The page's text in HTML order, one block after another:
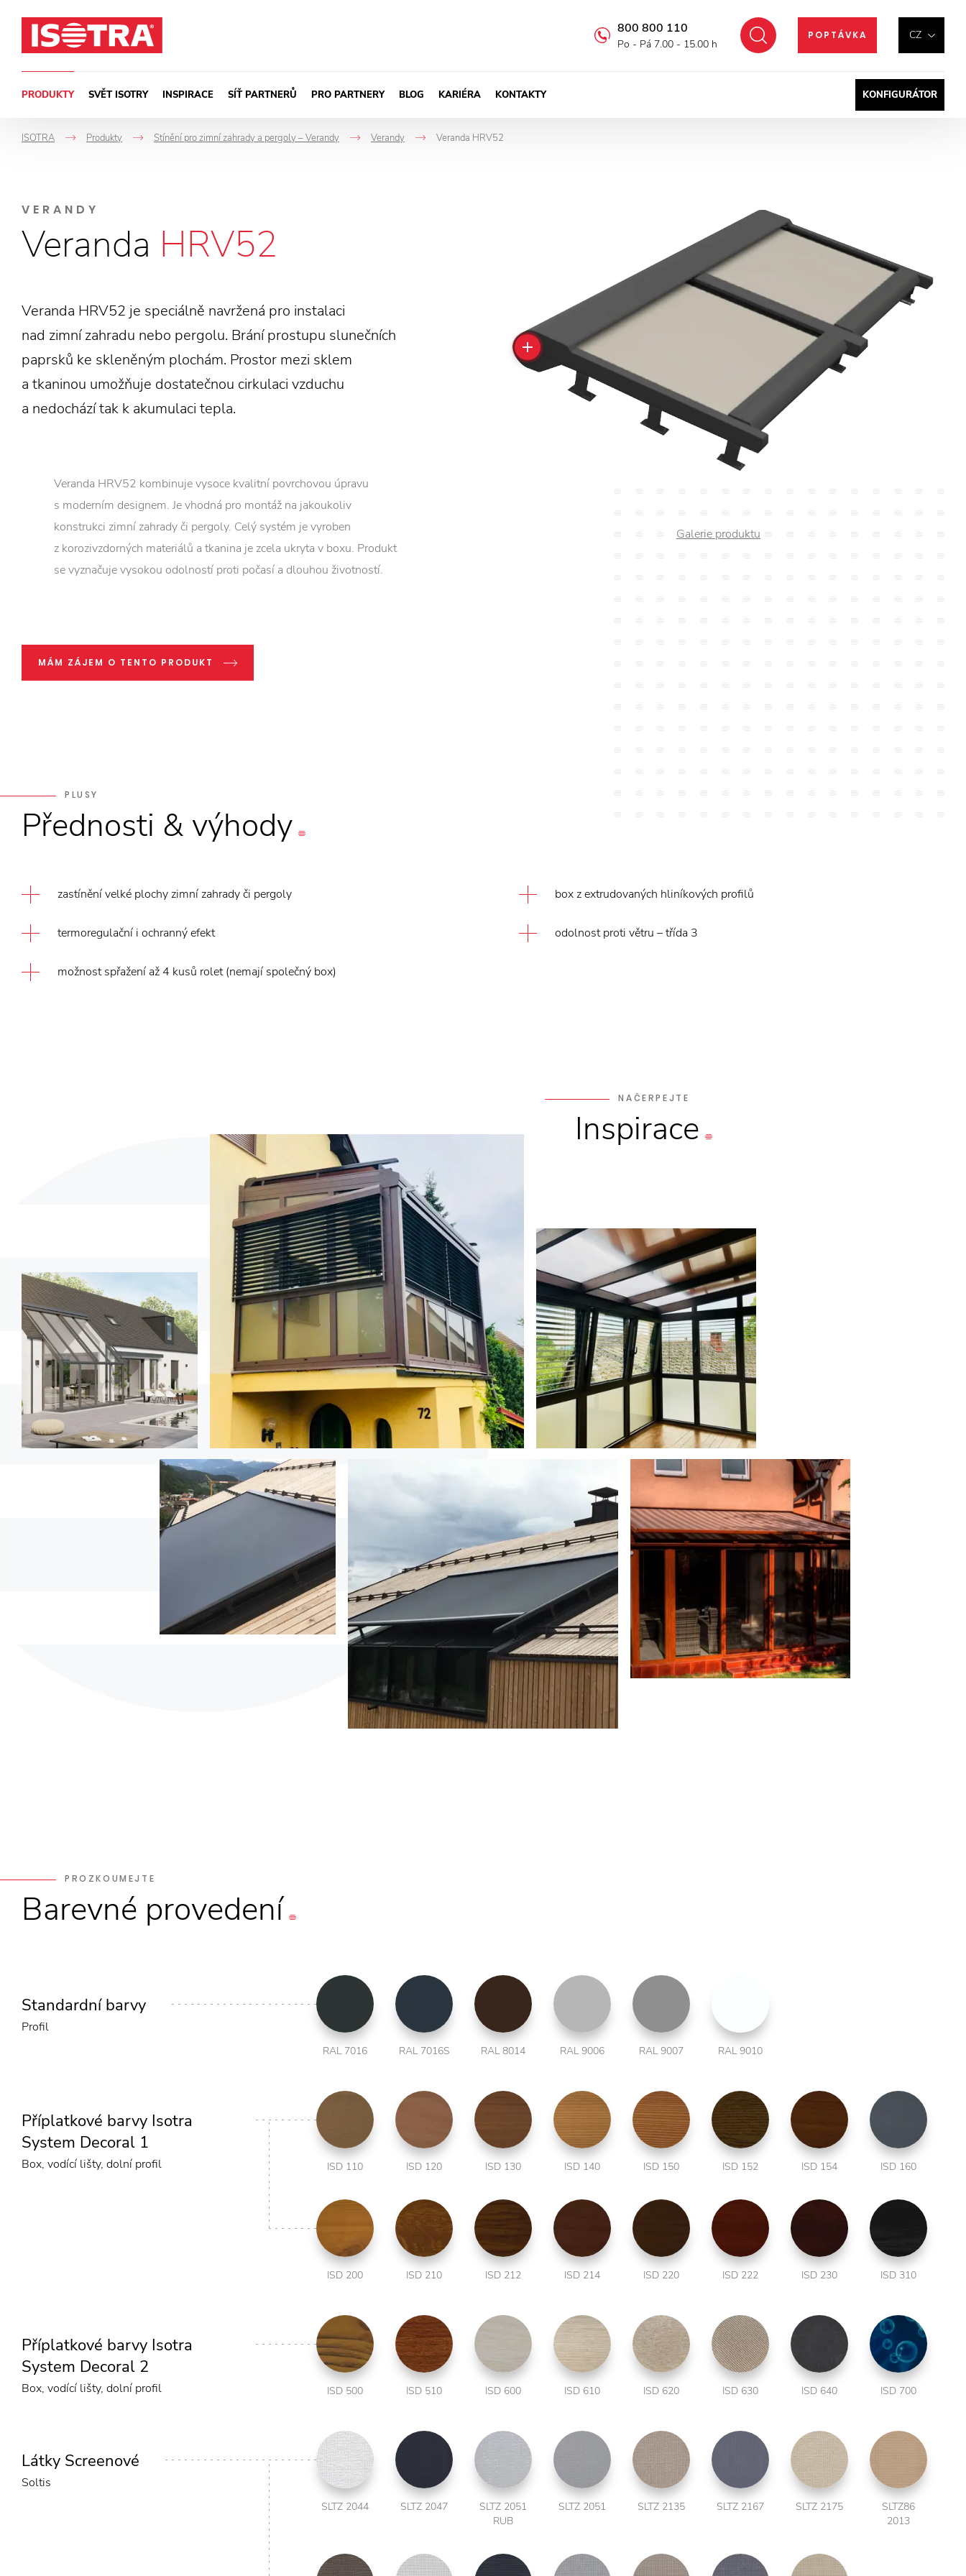
CZ
POPTÁVKA
Hledat
800 800 110
Po - Pá 7.00 - 15.00 h
PRODUKTY SVĚT ISOTRY INSPIRACE SÍŤ PARTNERŮ PRO PARTNERY BLOG KARIÉRA KONTAKTY KONFIGURÁTOR
ISOTRA
->
Produkty
->
Stínění pro zimní zahrady a pergoly – Verandy
->
Verandy Veranda HRV52
VERANDY
Veranda HRV52
Galerie produktu
Veranda HRV52 je speciálně navržená pro instalaci
nad zimní zahradu nebo pergolu. Brání prostupu slunečních
paprsků ke skleněným plochám. Prostor mezi sklem
a tkaninou umožňuje dostatečnou cirkulaci vzduchu
a nedochází tak k akumulaci tepla.
Veranda HRV52 kombinuje vysoce kvalitní povrchovou úpravu
s moderním designem. Je vhodná pro montáž na jakoukoliv
konstrukci zimní zahrady či pergoly. Celý systém je vyroben
z korozivzdorných materiálů a tkanina je zcela ukryta v boxu. Produkt
se vyznačuje vysokou odolností proti počasí a dlouhou životností.
MÁM ZÁJEM O TENTO PRODUKT
PLUSY
Přednosti & výhody
zastínění velké plochy zimní zahrady či pergoly
termoregulační i ochranný efekt
možnost spřažení až 4 kusů rolet (nemají společný box)
box z extrudovaných hliníkových profilů
odolnost proti větru – třída 3
NAČERPEJTE
Inspirace
PROZKOUMEJTE
Barevné provedení
Standardní barvy
Profil
RAL 7016 RAL 7016S RAL 8014 RAL 9006 RAL 9007 RAL 9010
Příplatkové barvy Isotra
System Decoral 1
Box, vodící lišty, dolní profil ISD 110 ISD 120 ISD 130 ISD 140 ISD 150 ISD 152 ISD 154 ISD 160
ISD 200 ISD 210 ISD 212 ISD 214 ISD 220 ISD 222 ISD 230 ISD 310
Příplatkové barvy Isotra
System Decoral 2
Box, vodící lišty, dolní profil ISD 500 ISD 510 ISD 600 ISD 610 ISD 620 ISD 630 ISD 640 ISD 700
Látky Screenové
Soltis
SLTZ 2044 SLTZ 2047
SLTZ 2051
RUB
SLTZ 2051 SLTZ 2135 SLTZ 2167 SLTZ 2175
SLTZ86
2013